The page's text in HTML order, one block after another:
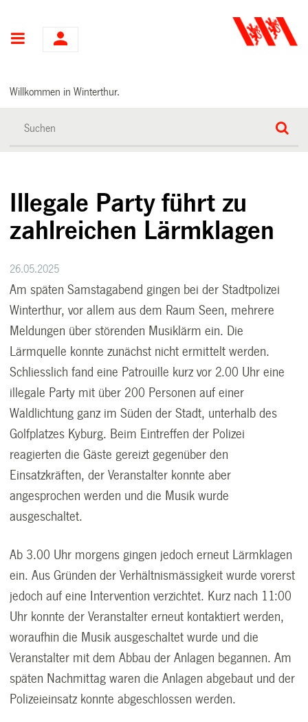
Hauptnavigation
Willkommen in Winterthur.
Illegale Party führt zu
zahlreichen Lärmklagen
26.05.2025
Am späten Samstagabend gingen bei der Stadtpolizei
Winterthur, vor allem aus dem Raum Seen, mehrere
Meldungen über störenden Musiklärm ein. Die
Lärmquelle konnte zunächst nicht ermittelt werden.
Schliesslich fand eine Patrouille kurz vor 2.00 Uhr eine
illegale Party mit über 200 Personen auf einer
Waldlichtung ganz im Süden der Stadt, unterhalb des
Golfplatzes Kyburg. Beim Eintreffen der Polizei
reagierten die Gäste gereizt gegenüber den
Einsatzkräften, der Veranstalter konnte aber
angesprochen werden und die Musik wurde
ausgeschaltet.
Ab 3.00 Uhr morgens gingen jedoch erneut Lärmklagen
ein. Aus Gründen der Verhältnismässigkeit wurde vorerst
jedoch auf eine Intervention verzichtet. Kurz nach 11:00
Uhr konnte der Veranstalter erneut kontaktiert werden,
woraufhin die Musik ausgeschaltet wurde und die
Veranstalter mit dem Abbau der Anlagen begannen. Am
späten Nachmittag waren die Anlagen abgebaut und der
Polizeieinsatz konnte abgeschlossen werden.